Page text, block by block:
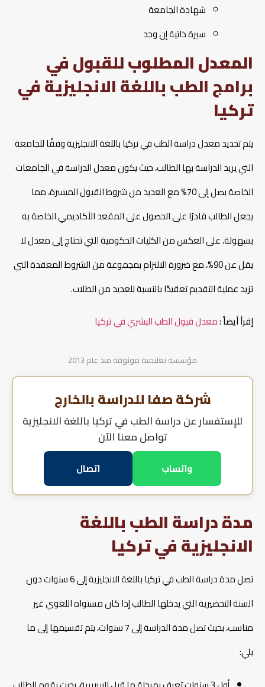
شهادة الجامعة
سيرة ذاتية إن وجد
المعدل المطلوب للقبول في
برامج الطب باللغة الانجليزية في
تركيا
يتم تحديد معدل دراسة الطب في تركيا باللغة الانجليزية وفقًا للجامعة
التي يريد الدراسة بها الطالب، حيث يكون معدل الدراسة في الجامعات
الخاصة يصل إلى 70% مع العديد من شروط القبول الميسرة، مما
يجعل الطالب قادرًا على الحصول على المقعد الأكاديمي الخاصة به
بسهولة، على العكس من الكليات الحكومية التي تحتاج إلى معدل لا
يقل عن 90%، مع ضرورة الالتزام بمجموعة من الشروط المعقدة التي
تزيد عملية التقديم تعقيدًا بالنسبة للعديد من الطلاب.
إقرأ أيضاً :معدل قبول الطب البشري في تركيا
مؤسسة تعليمية موثوقة منذ عام 2013
شركة صفا للدراسة بالخارج
للإستفسار عندراسة الطب في تركيا باللغة الانجليزية
تواصل معنا الآن
واتساب اتصال
مدة دراسة الطب باللغة
الانجليزية في تركيا
تصل مدة دراسة الطب في تركيا باللغة الانجليزية إلى 6 سنوات دون
السنة التحضيرية التي يدخلها الطالب إذا كان مستواه اللغوي غير
مناسب، بحيث تصل مدة الدراسة إلى 7 سنوات، يتم تقسيمها إلى ما
يلي: